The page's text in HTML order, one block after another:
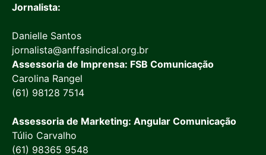
Jornalista:
Danielle Santos
jornalista@anffasindical.org.br
Assessoria de Imprensa: FSB Comunicação
Carolina Rangel
(61) 98128 7514
Assessoria de Marketing: Angular Comunicação
Túlio Carvalho
(61) 98365 9548